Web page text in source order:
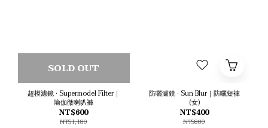
SOLD OUT
超模濾鏡 • Supermodel Filter｜
瑜伽微喇叭褲
NT$600
NT$1,180
防曬濾鏡 • Sun Blur｜防曬短褲
(女)
NT$400
NT$880